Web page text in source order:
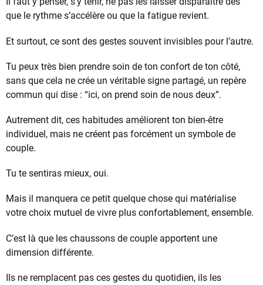
que le rythme s’accélère ou que la fatigue revient.
Et surtout, ce sont des gestes souvent invisibles pour l’autre.
Tu peux très bien prendre soin de ton confort de ton côté,
sans que cela ne crée un véritable signe partagé, un repère
commun qui dise : “ici, on prend soin de nous deux”.
Autrement dit, ces habitudes améliorent ton bien-être
individuel, mais ne créent pas forcément un symbole de
couple.
Tu te sentiras mieux, oui.
Mais il manquera ce petit quelque chose qui matérialise
votre choix mutuel de vivre plus confortablement, ensemble.
C’est là que les chaussons de couple apportent une
dimension différente.
Ils ne remplacent pas ces gestes du quotidien, ils les